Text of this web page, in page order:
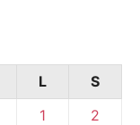
L
S
1
2